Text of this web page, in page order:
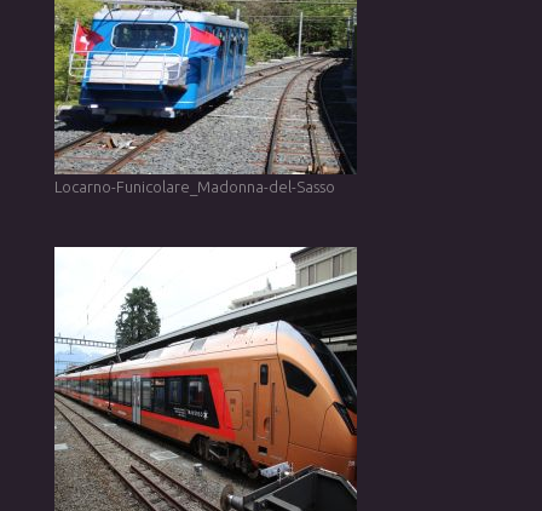
Locarno-Funicolare_Madonna-del-Sasso